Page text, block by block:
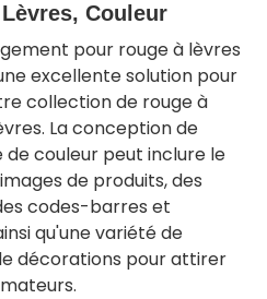
Couleur
pour rouge à lèvres
excellente solution pour
collection de rouge à
La conception de
couleur peut inclure le
de produits, des
codes-barres et
qu'une variété de
décorations pour attirer